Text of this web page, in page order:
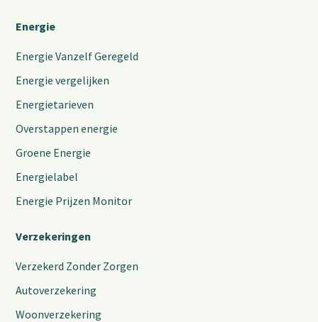
Energie
Energie Vanzelf Geregeld
Energie vergelijken
Energietarieven
Overstappen energie
Groene Energie
Energielabel
Energie Prijzen Monitor
Verzekeringen
Verzekerd Zonder Zorgen
Autoverzekering
Woonverzekering